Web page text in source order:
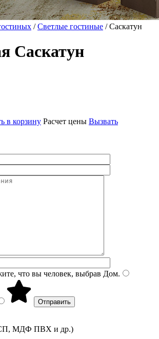
/Светлые гостиные / Саскатун
Саскатун
в корзину Расчет цены Вызвать
что вы человек, выбрав Дом.
МДФ ПВХ и др.)